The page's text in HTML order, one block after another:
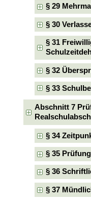
§ 29
§ 30
§ 31
§ 32
§ 33
Abschnitt 7
§ 34
§ 35
§ 36
§ 37